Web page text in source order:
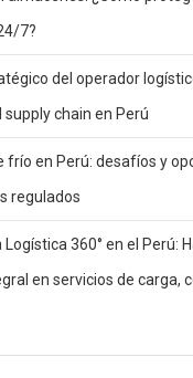
7?
del operador
supply chain en Perú
frío en Perú: desafíos y
regulados
360° en el Perú:
en servicios de carga,